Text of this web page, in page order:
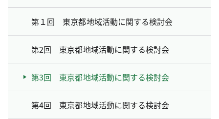
第１回 東京都地域活動に関する検討会
第2回 東京都地域活動に関する検討会
第3回 東京都地域活動に関する検討会
第4回 東京都地域活動に関する検討会